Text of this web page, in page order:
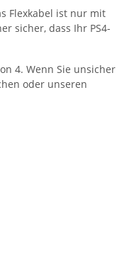
Flexkabel ist nur mit
sicher, dass Ihr PS4-
4. Wenn Sie unsicher
oder unseren